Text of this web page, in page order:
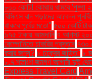
৮০০ কোটি! কোথায় থামবে
বিসিএস বাদ পড়াদের আবেদন
থাকবে পূর্বের মতো" ৫০০ কোটি
৬৭৫ টাকায় আমদানি ৭ আগস্ট
কোম্পানিতে চাকরির প্রস্তাব ৭৩০
করার জন্য? ৮ চক্রের জড়িত" ৮
৮.৭ শতাংশ জনগণ আগামী দুই থেকে
Express Travel Card